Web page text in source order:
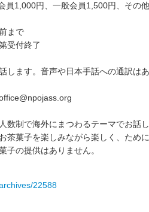
員1,000円、一般会員1,500円、その
まで
受付終了
します。音声や日本手話への通訳はあ
数制で海外にまつわるテーマでお話
茶菓子を楽しみながら楽しく、ため
子の提供はありません。
22588